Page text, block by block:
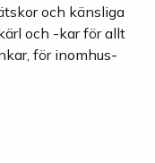
och känsliga
och -kar för allt
för inomhus-